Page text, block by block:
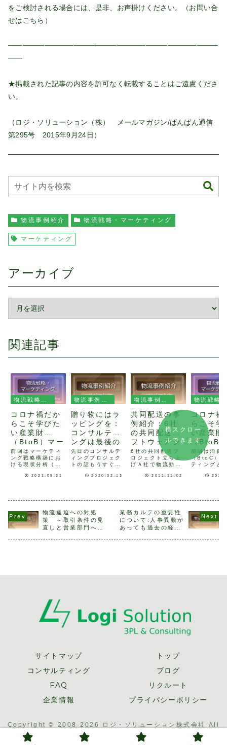
をご検討される場合には、是非、お声掛けください。（お問い合
せは こちら ）
━━━━━━━━━━━━━━━━━━━━━━━━━━━━━
━━
★掲載された記事の内容を許可なく転載することはご遠慮くださ
い。
（ロジ・ソリューション（株） メールマガジン/ばんばん通信
第295号 2015年9月24日）
物流事例紹介 物流戦略・マーケティング
マーケティング
アーカイブ
関連記事
コロナ禍だか
らこそ学びた
い産業財
（BtoB）マー
ケティング６
「コアコンピ
タンスとは」
前回はマーケティ
ング戦略構築にお
ける現状分析（ス
分析のうち、事業
てお伝えします。
コアコンピタンス
とはコアコンピタ
ンスという言葉自
2021.05.31
贈り物にはラ
ッピングを：
コンサルティ
ングは最後の
プレゼンに心
を込める
先日のコンサルテ
ィングプロジェク
トの話もうすぐバ
誰かに贈りものを
は、中身と気持ち
ですが、それがど
うやったら伝わる
のか、頭を悩ませ
2020.02.13
共同配送の事
例紹介：6社
の共同配送ソ
フトウェアシ
ミュレーショ
ンから実地運
用テストまで
行った話
6社の共同配送プ
ロジェクト立ち上
げＡ社で物流効率
発足し、共同配送
同じ素材ながら、
製品形状の異なる
製品を加工して出
荷している企業ば
2011.11.02
コロナ禍
らこそ学
い産業財
（BtoB
ケティン
「産業財
（BtoB
の特徴
前回は消費
（BtoC）
ティングと
ティングの
市場の特徴
にお伝えい
す。マーケ
グとは本題
横スクロー
ルできます
物流逼迫への対処
策 ～取引条件の見
直しと営業部門への
業務カルテの重要性
について:人事異動が
あっても過去の経緯
サイトマップ
トップ
コンサルティング
ブログ
FAQ
リクルート
企業情報
プライバシーポリシー
Copyright © 2008-2026 ロジ・ソリューション株式会社 All
Rights Reserved.